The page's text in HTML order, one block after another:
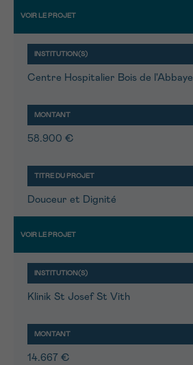
Centre Hospitalier Bois de l'Abbaye
58.900 €
Douceur et Dignité
Klinik St Josef St Vith
14.667 €